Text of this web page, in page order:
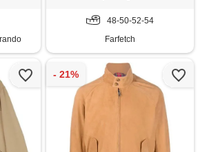
48-50-52-54
Farfetch